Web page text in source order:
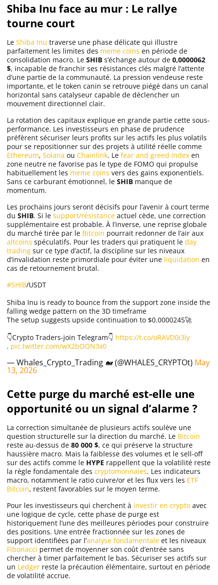
Shiba Inu face au mur : Le rallye
tourne court
Le Shiba Inu traverse une phase délicate qui illustre
parfaitement les limites des meme coins en période de
consolidation macro. Le SHIB s’échange autour de 0,0000062
$, incapable de franchir ses résistances clés malgré l’attente
d’une partie de la communauté. La pression vendeuse reste
importante, et le token canin se retrouve piégé dans un canal
horizontal sans catalyseur capable de déclencher un
mouvement directionnel clair.
La rotation des capitaux explique en grande partie cette sous-
performance. Les investisseurs en phase de prudence
préfèrent sécuriser leurs profits sur les actifs les plus volatils
pour se repositionner sur des projets à utilité réelle comme
Ethereum, Solana ou Chainlink. Le fear and greed index en
zone neutre ne favorise pas le type de FOMO qui propulse
habituellement les meme coins vers des gains exponentiels.
Sans ce carburant émotionnel, le SHIB manque de
momentum.
Les prochains jours seront décisifs pour l’avenir à court terme
du SHIB. Si le support/résistance actuel cède, une correction
supplémentaire est probable. À l’inverse, une reprise globale
du marché tirée par le Bitcoin pourrait redonner de l’air aux
altcoins spéculatifs. Pour les traders qui pratiquent le day
trading sur ce type d’actif, la discipline sur les niveaux
d’invalidation reste primordiale pour éviter une liquidation en
cas de retournement brutal.
#SHIB/USDT
Shiba Inu is ready to bounce from the support zone inside the
falling wedge pattern on the 3D timeframe
The setup suggests upside continuation to $0.0000245🚀
👇Crypto Traders-join Telegram👇 https://t.co/oRAVD0i3ly
. pic.twitter.com/wX2bOON3x0
— Whales_Crypto_Trading 🐋 (@WHALES_CRYPTOt) May
13, 2026
Cette purge du marché est-elle une
opportunité ou un signal d’alarme ?
La correction simultanée de plusieurs actifs soulève une
question structurelle sur la direction du marché. Le Bitcoin
reste au-dessus de 80 000 $, ce qui préserve la structure
haussière macro. Mais la faiblesse des volumes et le sell-off
sur des actifs comme le HYPE rappellent que la volatilité reste
la règle fondamentale des cryptomonnaies. Les indicateurs
macro, notamment le ratio cuivre/or et les flux vers les ETF
Bitcoin, restent favorables sur le moyen terme.
Pour les investisseurs qui cherchent à investir en crypto avec
une logique de cycle, cette phase de purge est
historiquement l’une des meilleures périodes pour construire
des positions. Une entrée fractionnée sur les zones de
support identifiées par l’analyse fondamentale et les niveaux
Fibonacci permet de moyenner son coût d’entrée sans
chercher à timer parfaitement le bas. Sécuriser ses actifs sur
un Ledger reste la précaution élémentaire, surtout en période
de volatilité accrue.